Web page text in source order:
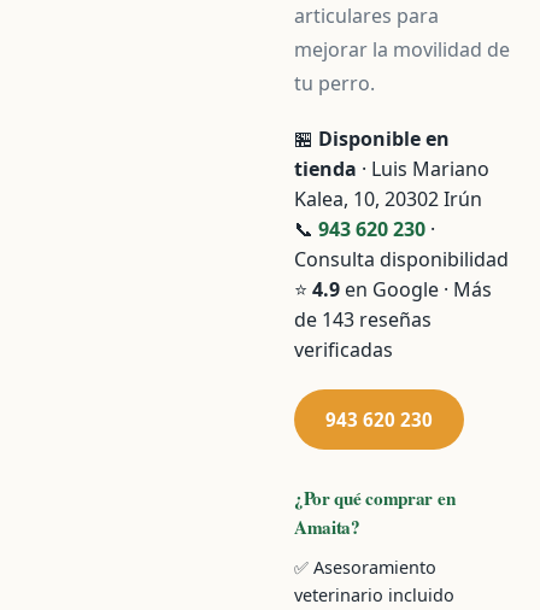
articulares para
mejorar la movilidad de
tu perro.
🏪 Disponible en
tienda · Luis Mariano
Kalea, 10, 20302 Irún
📞 943 620 230 ·
Consulta disponibilidad
⭐ 4.9 en Google · Más
de 143 reseñas
verificadas
943 620 230
¿Por qué comprar en
Amaita?
✅ Asesoramiento
veterinario incluido